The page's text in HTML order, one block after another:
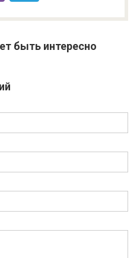
быть интересно